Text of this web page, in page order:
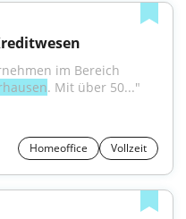
im Bereich
. Mit über 50..."
Homeoffice Vollzeit